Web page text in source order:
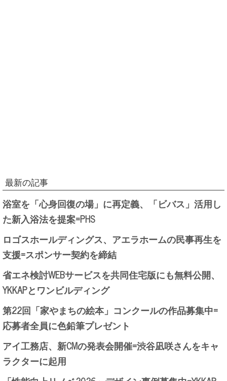
最新の記事
浴室を「心身回復の場」に再定義、「ビバス」活用し
た新入浴法を提案=PHS
ロゴスホールディングス、アエラホームの民事再生を
支援=スポンサー契約を締結
省エネ検討WEBサービスを共同住宅版にも無料公開、
YKKAPとワンビルディング
第22回「家やまちの絵本」コンクールの作品募集中=
応募者全員に色鉛筆プレゼント
アイ工務店、新CMの発表会開催=渋谷凪咲さんをキャ
ラクターに起用